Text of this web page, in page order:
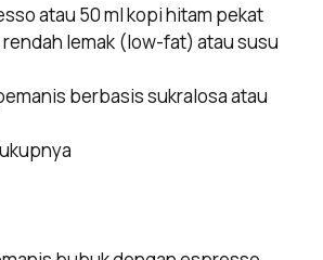
atau 50 ml kopi hitam pekat
rendah lemak (low-fat) atau susu
berbasis sukralosa atau